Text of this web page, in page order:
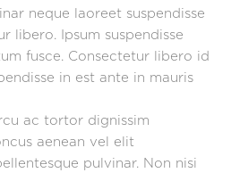
neque laoreet suspendisse
libero. Ipsum suspendisse
fusce. Consectetur libero id
in est ante in mauris
ac tortor dignissim
aenean vel elit
pulvinar. Non nisi